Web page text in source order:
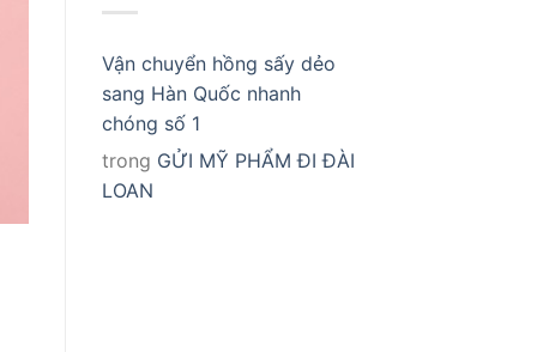
Vận chuyển hồng sấy dẻo
sang Hàn Quốc nhanh
chóng số 1
trong GỬI MỸ PHẨM ĐI ĐÀI
LOAN